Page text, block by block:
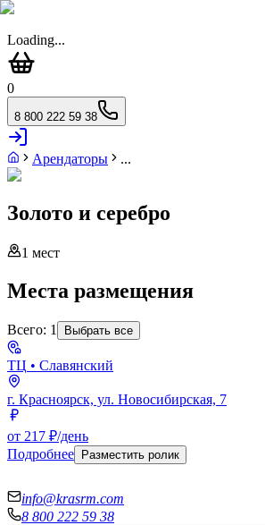
Loading...
0
8 800 222 59 38
Арендаторы ...
Золото и серебро
1 мест
Места размещения
Всего: 1 Выбрать все
ТЦ • Славянский
г. Красноярск, ул. Новосибирская, 7
от 217 ₽/день
Подробнее Разместить ролик
info@krasrm.com
8 800 222 59 38